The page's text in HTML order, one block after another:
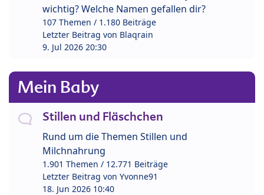
wichtig? Welche Namen gefallen dir?
107 Themen / 1.180 Beiträge
Letzter Beitrag von Blaqrain
9. Jul 2026 20:30
Mein Baby
Stillen und Fläschchen
Rund um die Themen Stillen und
Milchnahrung
1.901 Themen / 12.771 Beiträge
Letzter Beitrag von Yvonne91
18. Jun 2026 10:40